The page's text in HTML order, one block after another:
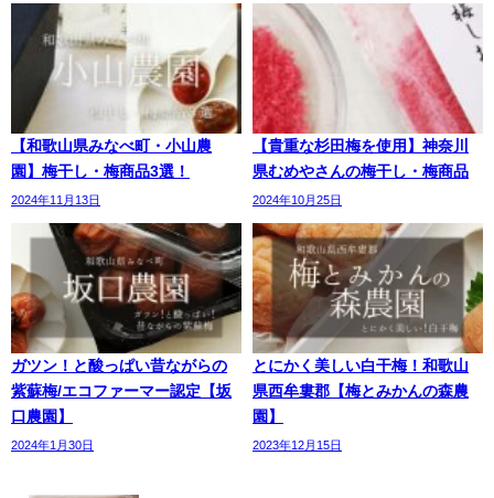
【和歌山県みなべ町・小山農
園】梅干し・梅商品3選！
2024年11月13日
【貴重な杉田梅を使用】神奈川
県むめやさんの梅干し・梅商品
2024年10月25日
ガツン！と酸っぱい昔ながらの
紫蘇梅/エコファーマー認定【坂
口農園】
2024年1月30日
とにかく美しい白干梅！和歌山
県西牟婁郡【梅とみかんの森農
園】
2023年12月15日